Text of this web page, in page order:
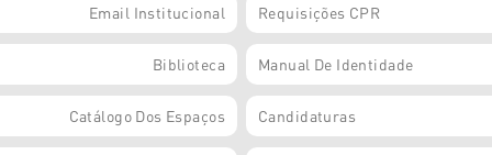
Email Institucional Requisições CPR
Biblioteca Manual De Identidade
Catálogo Dos Espaços Candidaturas